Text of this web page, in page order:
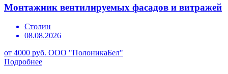
Монтажник вентилируемых фасадов и витражей
Столин
08.08.2026
от 4000 руб. ООО "ПолоникаБел"
Подробнее